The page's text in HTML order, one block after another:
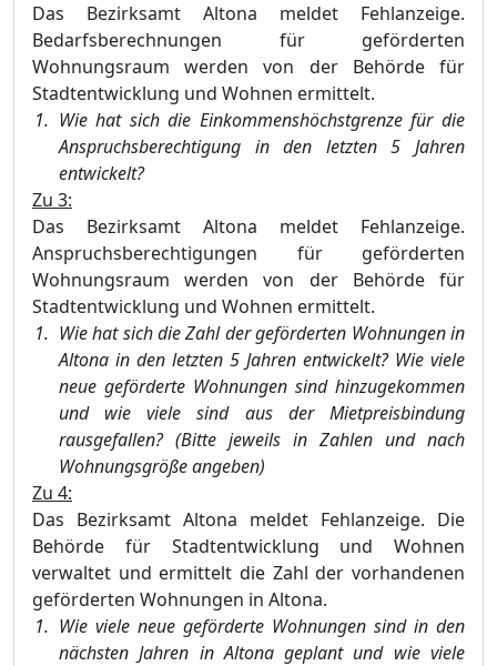
Das Bezirksamt Altona meldet Fehlanzeige.
Bedarfsberechnungen für geförderten
Wohnungsraum werden von der Behörde für
Stadtentwicklung und Wohnen ermittelt.
Wie hat sich die Einkommenshöchstgrenze für die
Anspruchsberechtigung in den letzten 5 Jahren
entwickelt?
Zu 3:
Das Bezirksamt Altona meldet Fehlanzeige.
Anspruchsberechtigungen für geförderten
Wohnungsraum werden von der Behörde für
Stadtentwicklung und Wohnen ermittelt.
Wie hat sich die Zahl der geförderten Wohnungen in
Altona in den letzten 5 Jahren entwickelt? Wie viele
neue geförderte Wohnungen sind hinzugekommen
und wie viele sind aus der Mietpreisbindung
rausgefallen? (Bitte jeweils in Zahlen und nach
Wohnungsgröße angeben)
Zu 4:
Das Bezirksamt Altona meldet Fehlanzeige. Die
Behörde für Stadtentwicklung und Wohnen
verwaltet und ermittelt die Zahl der vorhandenen
geförderten Wohnungen in Altona.
Wie viele neue geförderte Wohnungen sind in den
nächsten Jahren in Altona geplant und wie viele